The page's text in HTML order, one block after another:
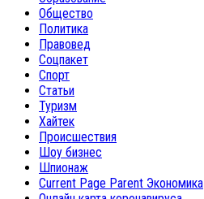
Общество
Политика
Правовед
Соцпакет
Спорт
Статьи
Туризм
Хайтек
Происшествия
Шоу бизнес
Шпионаж
Current Page Parent Экономика